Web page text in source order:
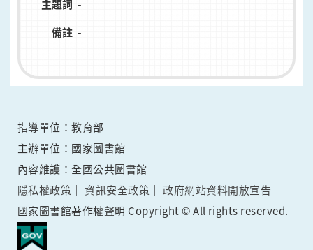
主題詞 -
備註 -
指導單位：教育部
主辦單位：國家圖書館
內容維護：全國公共圖書館
隱私權政策
資訊安全政策
政府網站資料開放宣告
國家圖書館著作權聲明 Copyright © All rights reserved.